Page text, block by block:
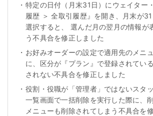
・ 特定の日付（月末31日）にウェイター
履歴 ＞ 全取引履歴』を開き、月末が
選択すると、 選んだ月の翌月の情報が
う不具合を修正しました
・ お好みオーダーの設定で適用先のメニ
に、区分が『プラン』で登録されてい
されない不具合を修正しました
・ 役割・役職が「管理者」ではないスタ
一覧画面で一括削除を実行した際に、
メニューも削除されてしまう不具合を